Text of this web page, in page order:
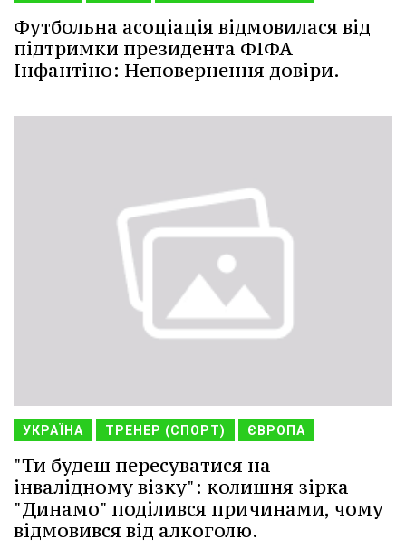
Футбольна асоціація відмовилася від
підтримки президента ФІФА
Інфантіно: Неповернення довіри.
УКРАЇНА ТРЕНЕР (СПОРТ) ЄВРОПА
"Ти будеш пересуватися на
інвалідному візку": колишня зірка
"Динамо" поділився причинами, чому
відмовився від алкоголю.